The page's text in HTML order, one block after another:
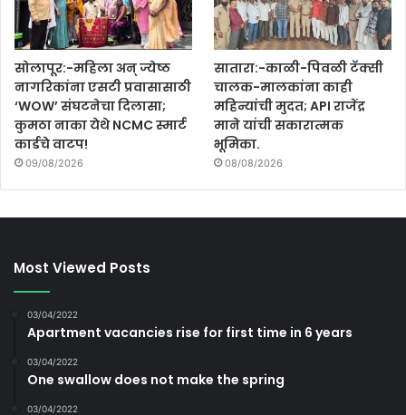
सोलापूर:-महिला अन् ज्येष्ठ
नागरिकांना एसटी प्रवासासाठी
‘WOW’ संघटनेचा दिलासा;
कुमठा नाका येथे NCMC स्मार्ट
कार्डचे वाटप!
09/08/2026
सातारा:-काळी-पिवळी टॅक्सी
चालक-मालकांना काही
महिन्यांची मुदत; API राजेंद्र
माने यांची सकारात्मक
भूमिका.
08/08/2026
Most Viewed Posts
03/04/2022
Apartment vacancies rise for first time in 6 years
03/04/2022
One swallow does not make the spring
03/04/2022